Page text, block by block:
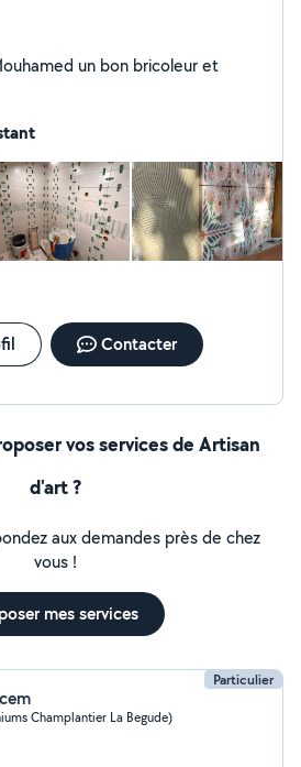
un bon bricoleur et
Contacter
vos services de Artisan
d'art ?
aux demandes près de chez
vous !
mes services
Particulier
Champlantier La Begude)